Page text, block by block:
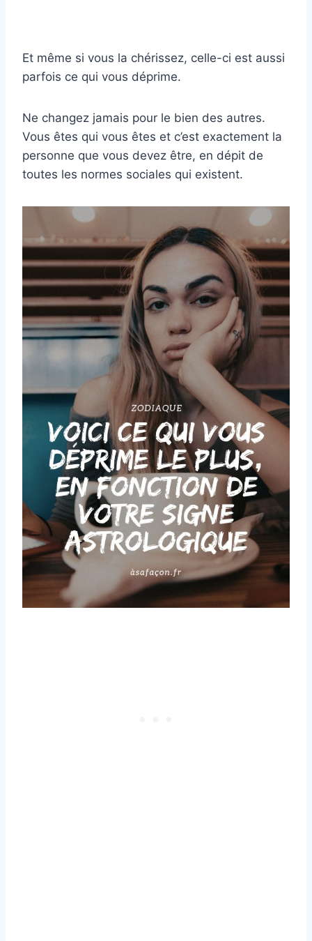
Et même si vous la chérissez, celle-ci est aussi
parfois ce qui vous déprime.
Ne changez jamais pour le bien des autres.
Vous êtes qui vous êtes et c’est exactement la
personne que vous devez être, en dépit de
toutes les normes sociales qui existent.